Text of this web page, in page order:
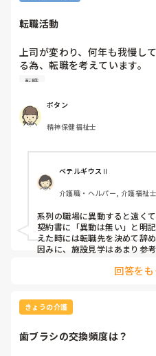
転職活動
上司が変わり、何年も我慢し
る為、転職を考えています。
納得できる仕事に出会うまでの
②系列の他職場に移動する
皆さんならどうしますか？
転職
ボタン
精神保健福祉士
ベテルギウスⅡ
介護職・ヘルパー, 介護福祉
ット型特養
系列の職場に異動すると遠く
契約書に「異動は無い」と明
えた時には転職先を決めて辞
因みに、施設見学はあまり参
断出来ないからです。職場の
回答を
きょうの介護
歯ブラシの交換頻度は？